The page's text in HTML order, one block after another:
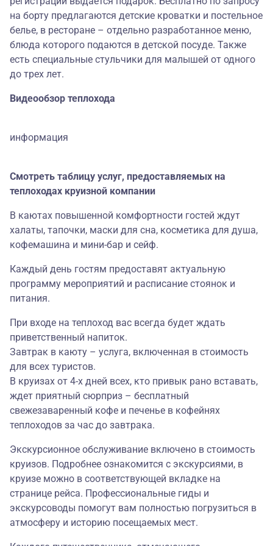
на борту предлагаются детские кроватки и постельное
белье, в ресторане – отдельно разработанное меню,
блюда которого подаются в детской посуде. Также
есть специальные стульчики для малышей от одного
до трех лет.
Видеообзор теплохода
информация
Смотреть таблицу услуг, предоставляемых на
теплоходах круизной компании
В каютах повышенной комфортности гостей ждут
халаты, тапочки, маски для сна, косметика для душа,
кофемашина и мини-бар и сейф.
Каждый день гостям предоставят актуальную
программу мероприятий и расписание стоянок и
питания.
При входе на теплоход вас всегда будет ждать
приветственный напиток.
Завтрак в каюту – услуга, включенная в стоимость
для всех туристов.
В круизах от 4-х дней всех, кто привык рано вставать,
ждет приятный сюрприз – бесплатный
свежезаваренный кофе и печенье в кофейнях
теплоходов за час до завтрака.
Экскурсионное обслуживание включено в стоимость
круизов. Подробнее ознакомится с экскурсиями, в
круизе можно в соответствующей вкладке на
странице рейса. Профессиональные гиды и
экскурсоводы помогут вам полностью погрузиться в
атмосферу и историю посещаемых мест.